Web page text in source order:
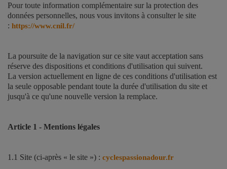
Pour toute information complémentaire sur la protection des
données personnelles, nous vous invitons à consulter le site
: https://www.cnil.fr/
La poursuite de la navigation sur ce site vaut acceptation sans
réserve des dispositions et conditions d'utilisation qui suivent.
La version actuellement en ligne de ces conditions d'utilisation est
la seule opposable pendant toute la durée d'utilisation du site et
jusqu'à ce qu'une nouvelle version la remplace.
Article 1 - Mentions légales
1.1 Site (ci-après « le site ») : cyclespassionadour.fr